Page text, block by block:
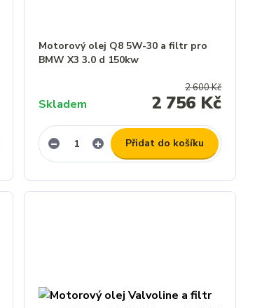
Motorový olej Q8 5W-30 a filtr pro
BMW X3 3.0 d 150kw
2 600 Kč
2 756 Kč
Skladem
Přidat do košíku